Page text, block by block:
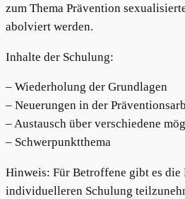
zum Thema Prävention
abolviert werden.
Inhalte der Schulung:
– Wiederholung der Grundlagen
– Neuerungen in der
– Austausch über verschiedene
– Schwerpunktthema
Hinweis: Für Betroffene gibt es
individuelleren Schulung